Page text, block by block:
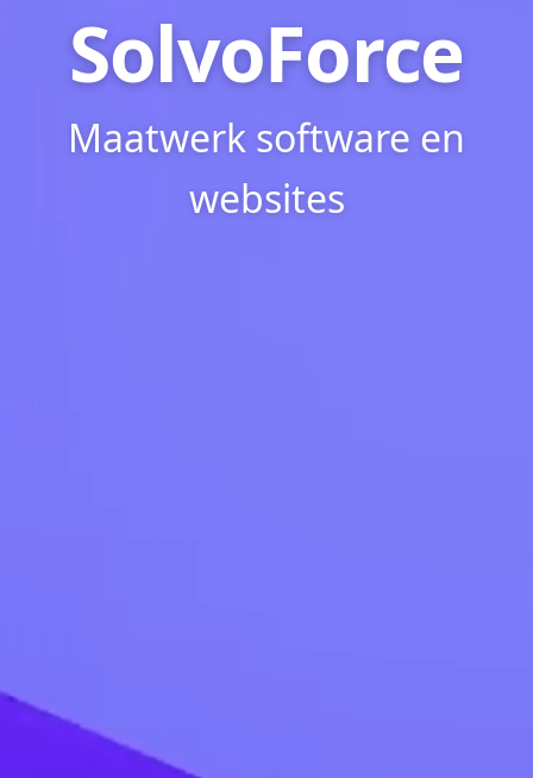
SolvoForce
Maatwerk software en
websites